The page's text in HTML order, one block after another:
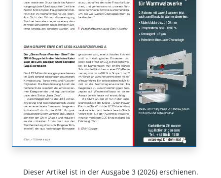
Dieser Artikel ist in der Ausgabe 3 (2026) erschienen.